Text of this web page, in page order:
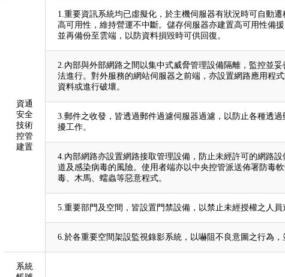
資通
安全
技術
控管
建置
1.重要資訊系統均已虛擬化，於主機伺服器有狀況時可自動
高可用性，維持營運不中斷。儲存伺服器亦建置高可用性備
並再備份至雲端，以防資料損毀時可供回復。
2.內部與外部網路之間以集中式威脅管理設備隔離，監控並
法進行。對外服務的網站伺服器之前端，亦設置網路應用程
資料或進行破壞。
3.郵件之收發，皆透過郵件過濾伺服器過濾，以防止各種透
擾工作。
4.內部網路亦設置網路接取管理設備，防止未經許可的網路
道及感染病毒的風險。使用者端亦以中央控管派送佈署防毒
毒、木馬、蠕蟲等惡意程式。
5.重要部門及空間，皆設置門禁設備，以禁止未經授權之人員
6.於各重要空間架設監視錄影系統，以嚇阻不良意圖之行為，
系統